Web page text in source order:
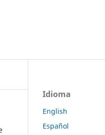
Idioma
English
Español